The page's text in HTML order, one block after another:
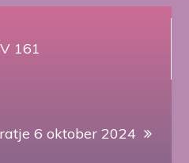
161
6 oktober 2024